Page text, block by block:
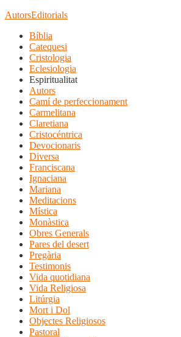
AutorsEditorials
Bíblia
Catequesi
Cristologia
Eclesiologia
Espiritualitat
Autors
Camí de perfeccionament
Carmelitana
Claretiana
Cristocéntrica
Devocionaris
Diversa
Franciscana
Ignaciana
Mariana
Meditacions
Mística
Monàstica
Obres Generals
Pares del desert
Pregària
Testimonis
Vida quotidiana
Vida Religiosa
Litúrgia
Mort i Dol
Objectes Religiosos
Pastoral